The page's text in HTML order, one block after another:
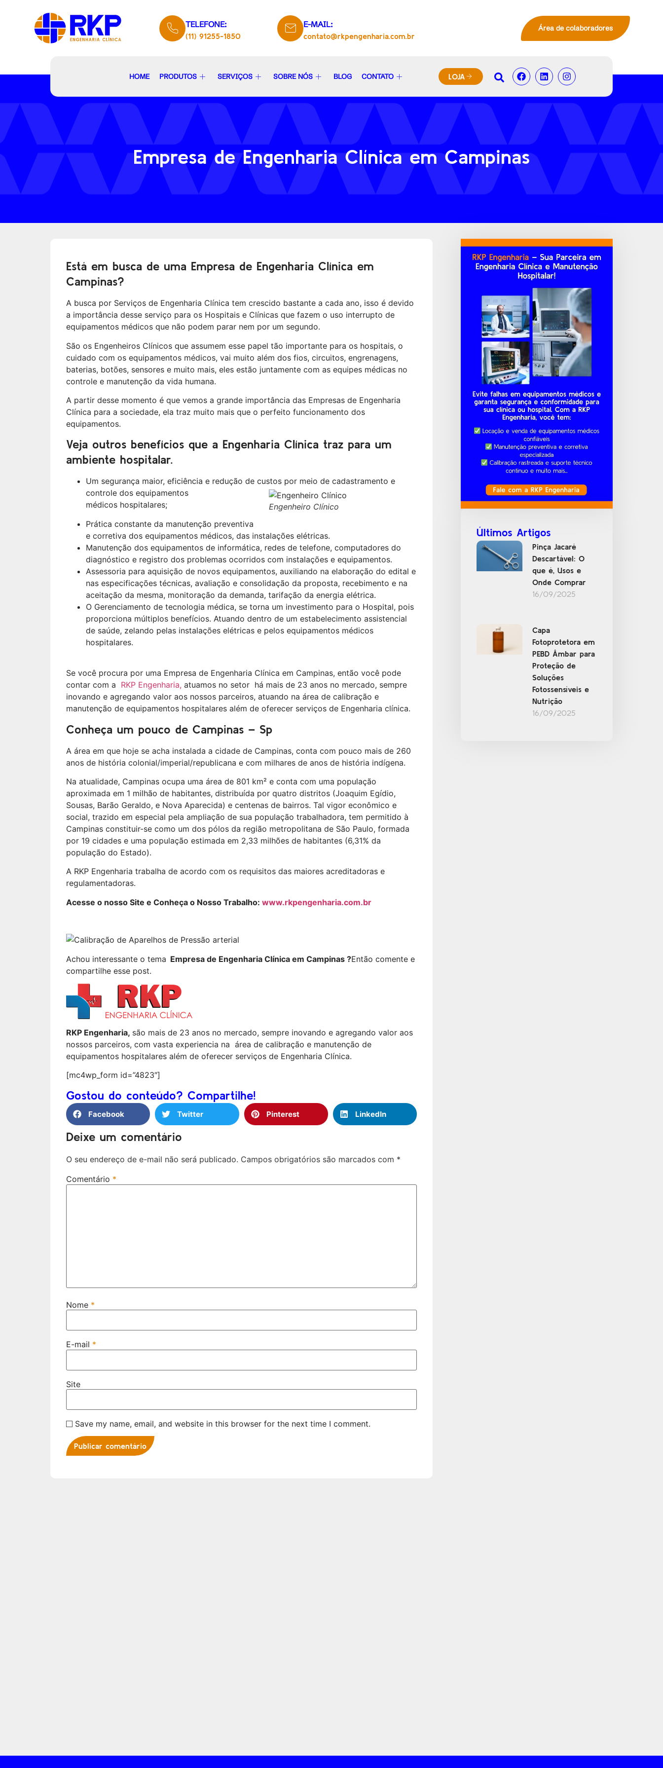
TELEFONE:
(11) 91255-1850
E-MAIL:
contato@rkpengenharia.com.br
Área de colaboradores
HOME PRODUTOS SERVIÇOS SOBRE NÓS BLOG CONTATO LOJA
Empresa de Engenharia Clínica em Campinas
Está em busca de uma Empresa de Engenharia Clínica em
Campinas?
A busca por Serviços de Engenharia Clínica tem crescido bastante a cada ano, isso é devido
a importância desse serviço para os Hospitais e Clínicas que fazem o uso interrupto de
equipamentos médicos que não podem parar nem por um segundo.
São os Engenheiros Clínicos que assumem esse papel tão importante para os hospitais, o
cuidado com os equipamentos médicos, vai muito além dos fios, circuitos, engrenagens,
baterias, botões, sensores e muito mais, eles estão juntamente com as equipes médicas no
controle e manutenção da vida humana.
A partir desse momento é que vemos a grande importância das Empresas de Engenharia
Clínica para a sociedade, ela traz muito mais que o perfeito funcionamento dos
equipamentos.
Veja outros benefícios que a Engenharia Clínica traz para um
ambiente hospitalar.
Um segurança maior, eficiência e redução de custos por meio de cadastramento e
controle dos equipamentos
Engenheiro Clínico
médicos hospitalares;
Prática constante da manutenção preventiva
e corretiva dos equipamentos médicos, das instalações elétricas.
Manutenção dos equipamentos de informática, redes de telefone, computadores do
diagnóstico e registro dos problemas ocorridos com instalações e equipamentos.
Assessoria para aquisição de novos equipamentos, auxiliando na elaboração do edital e
nas especificações técnicas, avaliação e consolidação da proposta, recebimento e na
aceitação da mesma, monitoração da demanda, tarifação da energia elétrica.
O Gerenciamento de tecnologia médica, se torna um investimento para o Hospital, pois
proporciona múltiplos benefícios. Atuando dentro de um estabelecimento assistencial
de saúde, zelando pelas instalações elétricas e pelos equipamentos médicos
hospitalares.
Se você procura por uma Empresa de Engenharia Clínica em Campinas, então você pode
contar com a RKP Engenharia, atuamos no setor há mais de 23 anos no mercado, sempre
inovando e agregando valor aos nossos parceiros, atuando na área de calibração e
manutenção de equipamentos hospitalares além de oferecer serviços de Engenharia clínica.
Conheça um pouco de Campinas – Sp
A área em que hoje se acha instalada a cidade de Campinas, conta com pouco mais de 260
anos de história colonial/imperial/republicana e com milhares de anos de história indígena.
Na atualidade, Campinas ocupa uma área de 801 km² e conta com uma população
aproximada em 1 milhão de habitantes, distribuída por quatro distritos (Joaquim Egídio,
Sousas, Barão Geraldo, e Nova Aparecida) e centenas de bairros. Tal vigor econômico e
social, trazido em especial pela ampliação de sua população trabalhadora, tem permitido à
Campinas constituir-se como um dos pólos da região metropolitana de São Paulo, formada
por 19 cidades e uma população estimada em 2,33 milhões de habitantes (6,31% da
população do Estado).
A RKP Engenharia trabalha de acordo com os requisitos das maiores acreditadoras e
regulamentadoras.
Acesse o nosso Site e Conheça o Nosso Trabalho: www.rkpengenharia.com.br
Achou interessante o tema Empresa de Engenharia Clínica em Campinas ?Então comente e
compartilhe esse post.
RKP Engenharia, são mais de 23 anos no mercado, sempre inovando e agregando valor aos
nossos parceiros, com vasta experiencia na área de calibração e manutenção de
equipamentos hospitalares além de oferecer serviços de Engenharia Clínica.
[mc4wp_form id=”4823″]
Gostou do conteúdo? Compartilhe!
Facebook Twitter Pinterest LinkedIn
Deixe um comentário
O seu endereço de e-mail não será publicado. Campos obrigatórios são marcados com *
Comentário *
Nome *
E-mail *
Site
Save my name, email, and website in this browser for the next time I comment.
Últimos Artigos
Pinça Jacaré
Descartável: O
que é, Usos e
Onde Comprar
16/09/2025
Capa
Fotoprotetora em
PEBD Âmbar para
Proteção de
Soluções
Fotossensíveis e
Nutrição
16/09/2025